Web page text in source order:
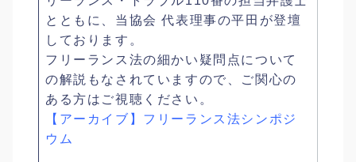
とともに、当協会 代表理事の平田が登壇
しております。
フリーランス法の細かい疑問点について
の解説もなされていますので、ご関心の
ある方はご視聴ください。
【アーカイブ】フリーランス法シンポジ
ウム